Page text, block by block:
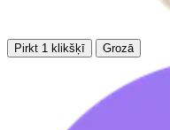
Pirkt 1 klikšķī Grozā